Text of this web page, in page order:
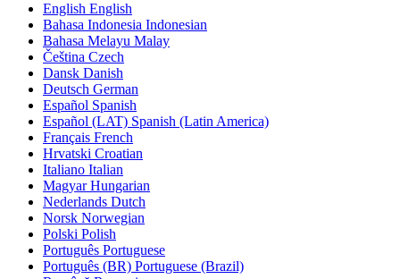
English English
Bahasa Indonesia Indonesian
Bahasa Melayu Malay
Čeština Czech
Dansk Danish
Deutsch German
Español Spanish
Español (LAT) Spanish (Latin America)
Français French
Hrvatski Croatian
Italiano Italian
Magyar Hungarian
Nederlands Dutch
Norsk Norwegian
Polski Polish
Português Portuguese
Português (BR) Portuguese (Brazil)